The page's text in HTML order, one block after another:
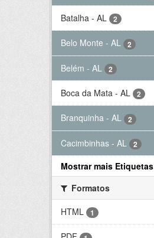
Batalha - AL 2
Belo Monte - AL 2
Belém - AL 2
Boca da Mata - AL 2
Branquinha - AL 2
Cacimbinhas - AL 2
Mostrar mais Etiquetas
Formatos
HTML
1